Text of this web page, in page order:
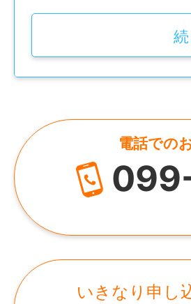
館内を知ることも、お
￣￣￣￣￣
勤務するのは、鹿児島
の果実堂」。
さまざまなお客様が利
支援員やスタッフが近
2010年10月1日
代表者
宮之原 明子
資本金
所在地
鹿児島県鹿児島市大
電話での
いきなり申し